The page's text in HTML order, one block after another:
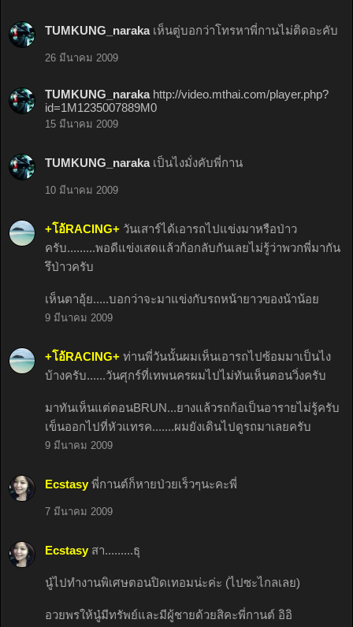
TUMKUNG_naraka เห็นตู่บอกว่าโทรหาพี่กานไม่ติดอะคับ
26 มีนาคม 2009
TUMKUNG_naraka http://video.mthai.com/player.php?
id=1M1235007889M0
15 มีนาคม 2009
TUMKUNG_naraka เป็นไงมั่งคับพี่กาน
10 มีนาคม 2009
+โอ้RACING+ วันเสาร์ได้เอารถไปแข่งมาหรือป่าว
ครับ.........พอดีแข่งเสดแล้วก้อกลับกันเลยไม่รู้ว่าพวกพี่มากัน
รึป่าวครับ
เห็นตาอุ้ย.....บอกว่าจะมาแข่งกับรถหน้ายาวของน้าน้อย
9 มีนาคม 2009
+โอ้RACING+ ท่านพี่วันนั้นผมเห็นเอารถไปซ้อมมาเป็นไง
บ้างครับ......วันศุกร์ที่เทพนครผมไปไม่ทันเห็นตอนวิ่งครับ
มาทันเห็นแต่ตอนBRUN...ยางแล้วรถก้อเป็นอารายไม่รู้ครับ
เข็นออกไปที่หัวแทรค.......ผมยังเดินไปดูรถมาเลยครับ
9 มีนาคม 2009
Ecstasy พี่กานต์ก็หายป่วยเร็วๆนะคะพี่
7 มีนาคม 2009
Ecstasy สา.........ธุ
นู๋ไปทำงานพิเศษตอนปิดเทอมน่ะค่ะ (ไปซะไกลเลย)
อวยพรให้นู๋มีทรัพย์และมีผู้ชายด้วยสิคะพี่กานต์ อิอิ